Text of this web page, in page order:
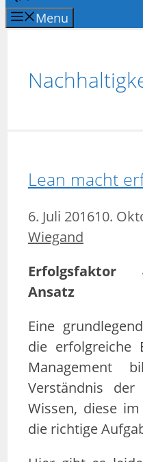
Menu
Lean macht
6. Juli 201610.
Wiegand
Erfolgsfaktor
Ansatz
Eine
die erfolgreiche
Management
Verständnis
Wissen, diese
die richtige